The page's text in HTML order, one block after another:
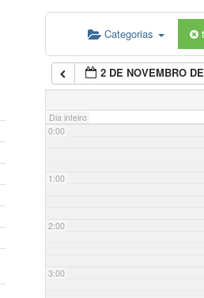
Categorias
2 DE NOVEMBRO
Dia inteiro
0:00
1:00
2:00
3:00